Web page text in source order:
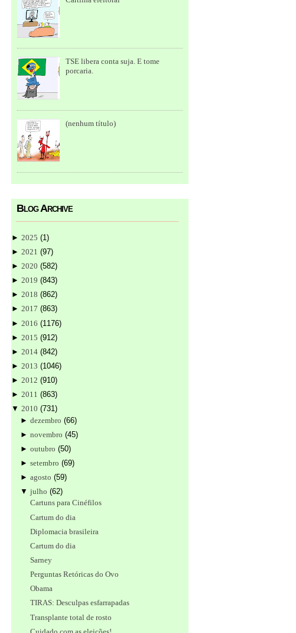
TSE libera conta suja. E tome
porcaria.
(nenhum título)
Blog Archive
► 2025 (1 )
► 2021 (97)
► 2020 (582)
► 2019 (843)
► 2018 (862)
► 2017 (863)
► 2016 (1176)
► 2015 (912)
► 2014 (842)
► 2013 (1046)
► 2012 (910)
► 2011 (863)
▼ 2010 (731)
►dezembro (66)
►novembro (45)
►outubro (50)
►setembro (69)
►agosto (59)
▼julho (62)
Cartuns para Cinéfilos
Cartum do dia
Diplomacia brasileira
Cartum do dia
Sarney
Perguntas Retóricas do Ovo
Obama
TIRAS: Desculpas esfarrapadas
Transplante total de rosto